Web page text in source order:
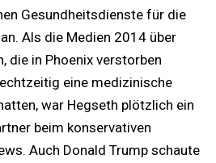
Gesundheitsdienste für die
Als die Medien 2014 über
die in Phoenix verstorben
eine medizinische
war Hegseth plötzlich ein
beim konservativen
Auch Donald Trump schaute